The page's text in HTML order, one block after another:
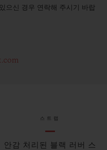
으신 경우 연락해 주시기 바랍
스트랩
안감 처리된 블랙 러버 스